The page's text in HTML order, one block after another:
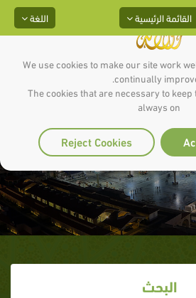
We use cookies to make our site work
continually
The cookies that are necessary to
always on
Reject Cookies
اللغة القائمة الرئيسية
السجود
البحث